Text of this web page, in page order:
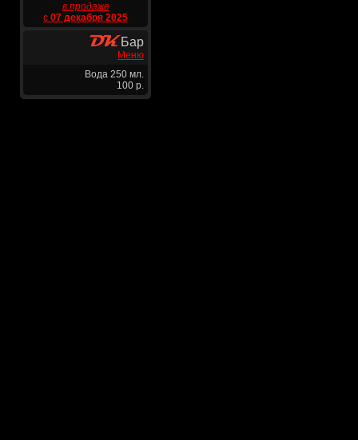
в продаже
с 07 декабря 2025
Бар
Меню
Вода 250 мл.
100 р.